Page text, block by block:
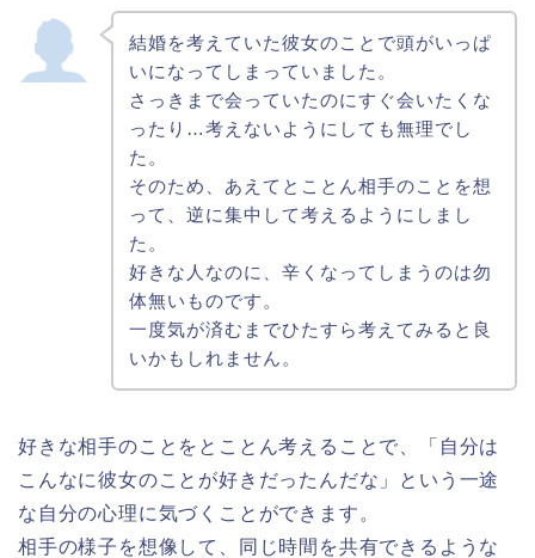
結婚を考えていた彼女のことで頭がいっぱ
いになってしまっていました。
さっきまで会っていたのにすぐ会いたくな
ったり…考えないようにしても無理でし
た。
そのため、あえてとことん相手のことを想
って、逆に集中して考えるようにしまし
た。
好きな人なのに、辛くなってしまうのは勿
体無いものです。
一度気が済むまでひたすら考えてみると良
いかもしれません。
好きな相手のことをとことん考えることで、「自分は
こんなに彼女のことが好きだったんだな」という一途
な自分の心理に気づくことができます。
相手の様子を想像して、同じ時間を共有できるような